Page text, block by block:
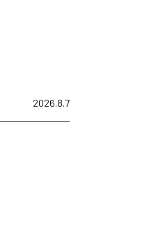
2026.8.7